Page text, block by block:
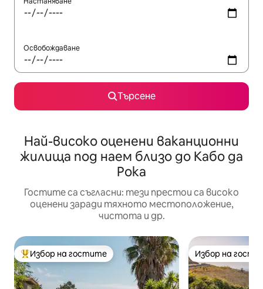
Освобождаване
Търсене
Най-високо оценени ваканционни
жилища под наем близо до Кабо да
Рока
Гостите са съгласни: тези престои са високо
оценени заради тяхното местоположение,
чистота и др.
Най-популярен избор на гостите
Избор на гостите Избор на
Избор на